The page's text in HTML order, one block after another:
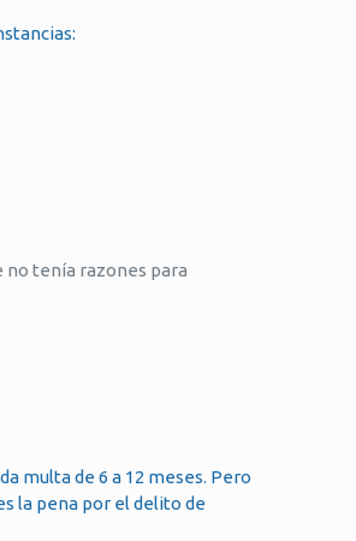
no tenía razones para
multa de 6 a 12 meses. Pero
la pena por el delito de